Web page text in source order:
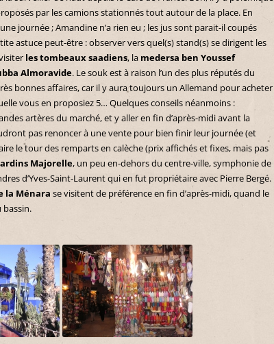
par les camions stationnés tout autour de la place. En
journée ; Amandine n’a rien eu ; les jus sont parait-il coupés
astuce peut-être : observer vers quel(s) stand(s) se dirigent les
les tombeaux saadiens, la medersa ben Youssef
Almoravide. Le souk est à raison l’un des plus réputés du
bonnes affaires, car il y aura toujours un Allemand pour acheter
vous en proposiez 5… Quelques conseils néanmoins :
artères du marché, et y aller en fin d’après-midi avant la
pas renoncer à une vente pour bien finir leur journée (et
le tour des remparts en calèche (prix affichés et fixes, mais pas
Majorelle, un peu en-dehors du centre-ville, symphonie de
d’Yves-Saint-Laurent qui en fut propriétaire avec Pierre Bergé.
la Ménara se visitent de préférence en fin d’après-midi, quand le
bassin.